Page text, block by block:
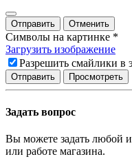
Отправить Отменить
Символы на картинке *
Загрузить изображение
Разрешить смайлики в
Задать вопрос
Вы можете задать любой
или работе магазина.